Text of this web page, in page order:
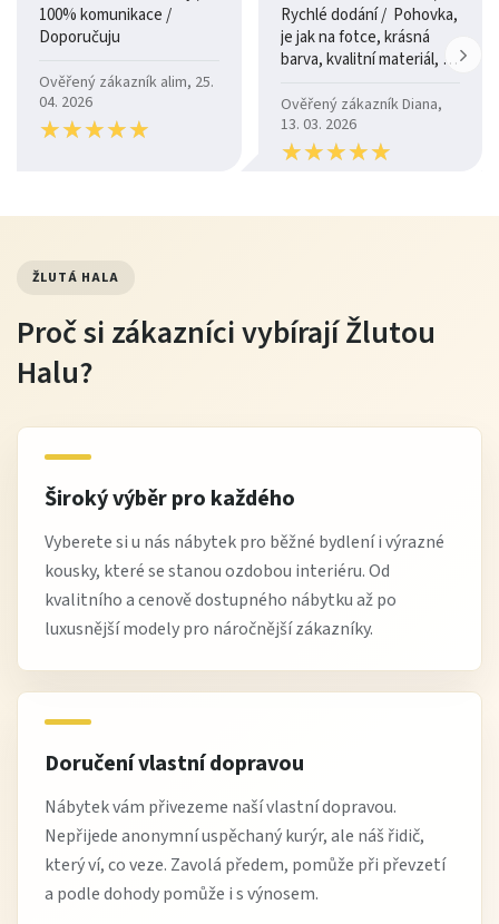
100% komunikace /
Doporučuju
Ověřený zákazník alim, 25.
04. 2026
★★★★★
★★★★★
Rychlé dodání / Pohovka,
je jak na fotce, krásná
barva, kvalitní materiál, a
Ověřený zákazník Diana,
13. 03. 2026
★★★★★
★★★★★
ŽLUTÁ HALA
Proč si zákazníci vybírají Žlutou
Halu?
Široký výběr pro každého
Vyberete si u nás nábytek pro běžné bydlení i výrazné
kousky, které se stanou ozdobou interiéru. Od
kvalitního a cenově dostupného nábytku až po
luxusnější modely pro náročnější zákazníky.
Doručení vlastní dopravou
Nábytek vám přivezeme naší vlastní dopravou.
Nepřijede anonymní uspěchaný kurýr, ale náš řidič,
který ví, co veze. Zavolá předem, pomůže při převzetí
a podle dohody pomůže i s výnosem.